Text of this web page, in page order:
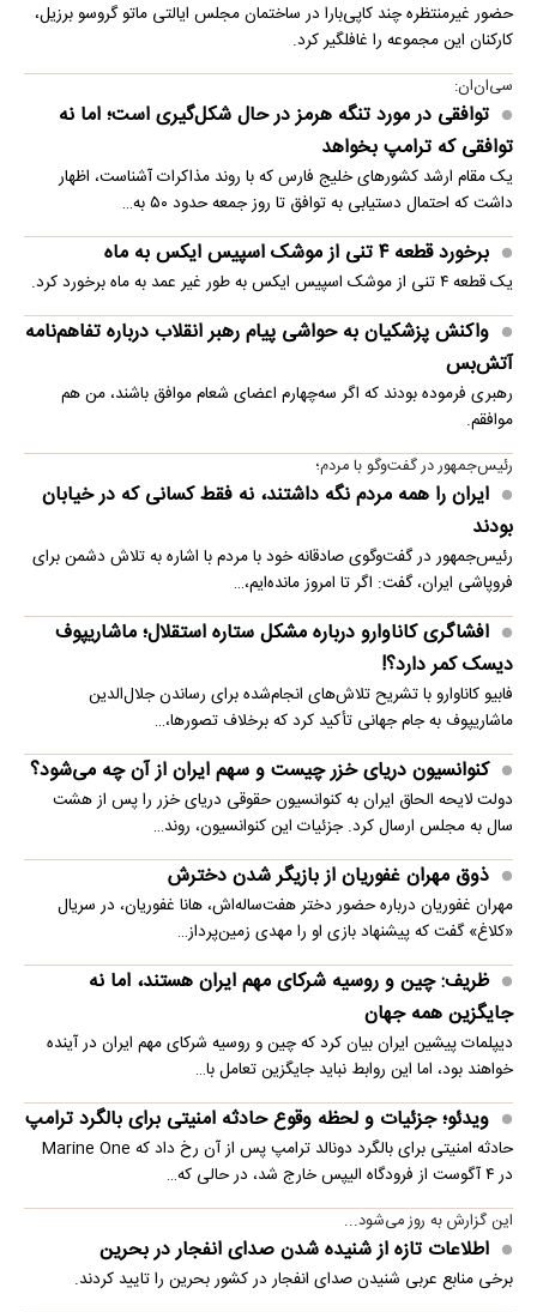
حضور غیرمنتظره چند کاپی‌بارا در ساختمان مجلس ایالتی ماتو گروسو برزیل،
کارکنان این مجموعه را غافلگیر کرد.
سی‌ان‌ان:
توافقی در مورد تنگه هرمز در حال شکل‌گیری است؛ اما نه
توافقی که ترامپ بخواهد
یک مقام ارشد کشورهای خلیج فارس که با روند مذاکرات آشناست، اظهار
داشت که احتمال دستیابی به توافق تا روز جمعه حدود ۵۰ به…
برخورد قطعه ۴ تنی از موشک اسپیس ایکس به ماه
یک قطعه ۴ تنی از موشک اسپیس ایکس به طور غیر عمد به ماه برخورد کرد.
واکنش پزشکیان به حواشی پیام رهبر انقلاب درباره تفاهم‌نامه
آتش‌بس
رهبری فرموده بودند که اگر سه‌چهارم اعضای شعام موافق باشند، من هم
موافقم.
رئیس‌جمهور در گفت‌وگو با مردم؛
ایران را همه مردم نگه داشتند، نه فقط کسانی که در خیابان
بودند
رئیس‌جمهور در گفت‌وگوی صادقانه خود با مردم با اشاره به تلاش دشمن برای
فروپاشی ایران، گفت: اگر تا امروز مانده‌ایم،…
افشاگری کاناوارو درباره مشکل ستاره استقلال؛ ماشاریپوف
دیسک کمر دارد؟!
فابیو کاناوارو با تشریح تلاش‌های انجام‌شده برای رساندن جلال‌الدین
ماشاریپوف به جام جهانی تأکید کرد که برخلاف تصورها،…
کنوانسیون دریای خزر چیست و سهم ایران از آن چه می‌شود؟
دولت لایحه الحاق ایران به کنوانسیون حقوقی دریای خزر را پس از هشت
سال به مجلس ارسال کرد. جزئیات این کنوانسیون، روند…
ذوق مهران غفوریان از بازیگر شدن دخترش
مهران غفوریان درباره حضور دختر هفت‌ساله‌اش، هانا غفوریان، در سریال
«کلاغ» گفت که پیشنهاد بازی او را مهدی زمین‌پرداز…
ظریف: چین و روسیه شرکای مهم ایران هستند، اما نه
جایگزین همه جهان
دیپلمات پیشین ایران بیان کرد که چین و روسیه شرکای مهم ایران در آینده
خواهند بود، اما این روابط نباید جایگزین تعامل با…
ویدئو؛ جزئیات و لحظه وقوع حادثه امنیتی برای بالگرد ترامپ
حادثه امنیتی برای بالگرد دونالد ترامپ پس از آن رخ داد که Marine One
در ۴ آگوست از فرودگاه الیپس خارج شد، در حالی که…
این گزارش به روز می‌شود...
اطلاعات تازه از شنیده شدن صدای انفجار در بحرین
برخی منابع عربی شنیدن صدای انفجار در کشور بحرین را تایید کردند.